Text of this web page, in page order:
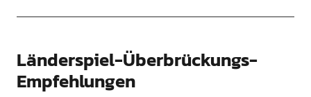
Länderspiel-Überbrückungs-
Empfehlungen